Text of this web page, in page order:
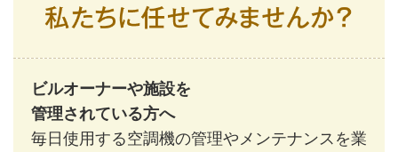
ビルオーナーや施設を
管理されている方へ
毎日使用する空調機の管理やメンテナンスを業